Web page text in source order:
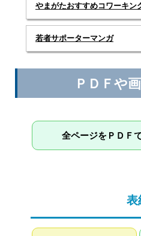
やまがたおすすめコワーキン
若者サポーターマンガ
ＰＤＦや
全ページをＰＤＦ
表